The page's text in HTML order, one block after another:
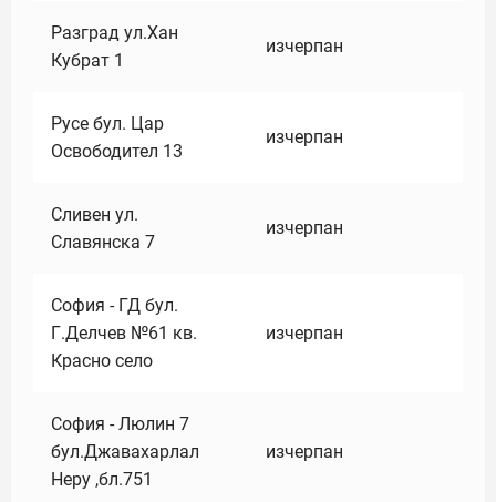
Разград ул.Хан
Кубрат 1
изчерпан
Русе бул. Цар
Освободител 13
изчерпан
Сливен ул.
Славянска 7
изчерпан
София - ГД бул.
Г.Делчев №61 кв.
Красно село
изчерпан
София - Люлин 7
бул.Джавахарлал
Неру ,бл.751
изчерпан